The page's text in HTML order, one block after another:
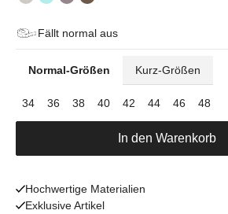
Fällt normal aus
Normal-Größen Kurz-Größen
34 36 38 40 42 44 46 48
In den Warenkorb
Hochwertige Materialien
Exklusive Artikel